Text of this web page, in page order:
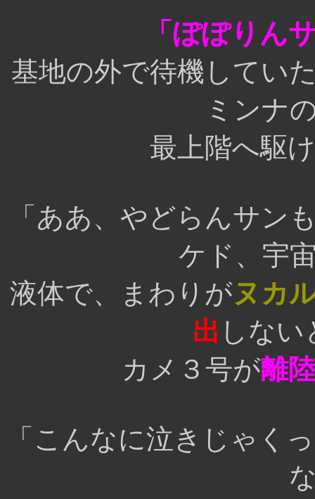
「ぽぽりん
基地の外で待機してい
ミンナ
最上階へ駆
「ああ、やどらんサン
ケド、宇
液体で、まわりがヌカ
出 しない
カメ３号が離
「こんなに泣きじゃく